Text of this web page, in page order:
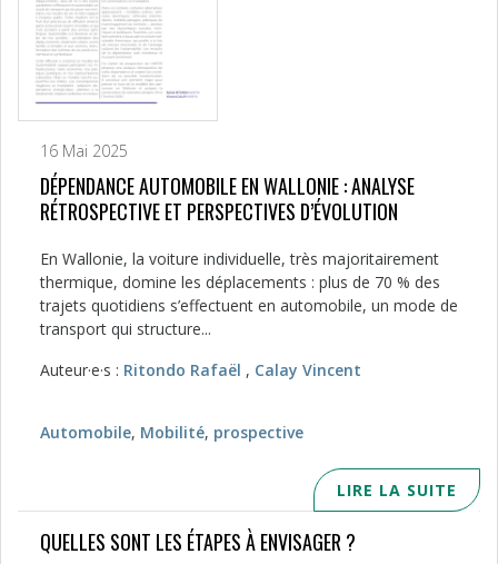
16 Mai 2025
DÉPENDANCE AUTOMOBILE EN WALLONIE : ANALYSE
RÉTROSPECTIVE ET PERSPECTIVES D’ÉVOLUTION
En Wallonie, la voiture individuelle, très majoritairement
thermique, domine les déplacements : plus de 70 % des
trajets quotidiens s’effectuent en automobile, un mode de
transport qui structure...
Auteur·e·s : Ritondo Rafaël , Calay Vincent
Automobile, Mobilité, prospective
LIRE LA SUITE
QUELLES SONT LES ÉTAPES À ENVISAGER ?